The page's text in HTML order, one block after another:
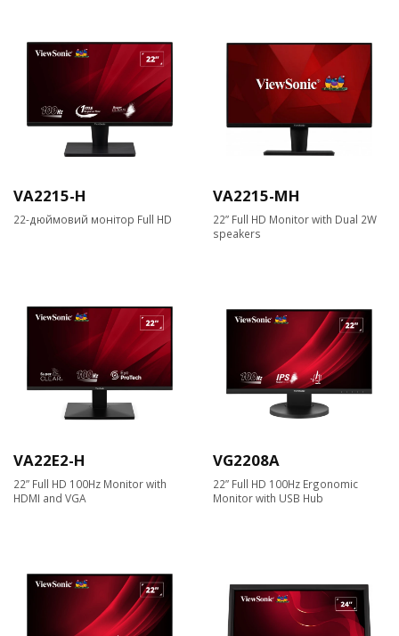
VA2215-H
22-дюймовий монітор Full HD
VA2215-MH
22” Full HD Monitor with Dual 2W
speakers
VA22E2-H
22” Full HD 100Hz Monitor with
HDMI and VGA
VG2208A
22” Full HD 100Hz Ergonomic
Monitor with USB Hub